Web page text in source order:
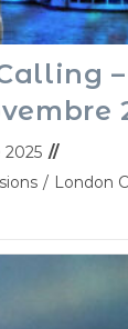
2025
/ London